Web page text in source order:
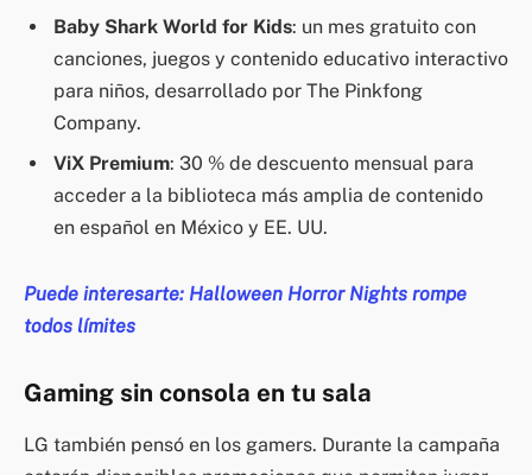
Baby Shark World for Kids: un mes gratuito con
canciones, juegos y contenido educativo interactivo
para niños, desarrollado por The Pinkfong
Company.
ViX Premium: 30 % de descuento mensual para
acceder a la biblioteca más amplia de contenido
en español en México y EE. UU.
Puede interesarte: Halloween Horror Nights rompe
todos límites
Gaming sin consola en tu sala
LG también pensó en los gamers. Durante la campaña